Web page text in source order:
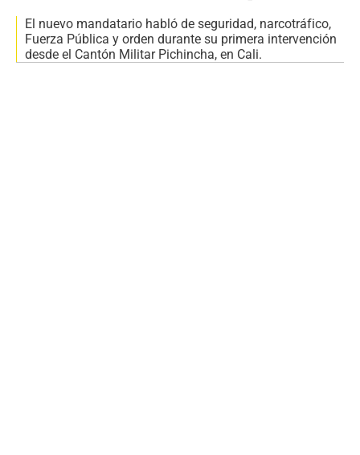
El nuevo mandatario habló de seguridad, narcotráfico,
Fuerza Pública y orden durante su primera intervención
desde el Cantón Militar Pichincha, en Cali.